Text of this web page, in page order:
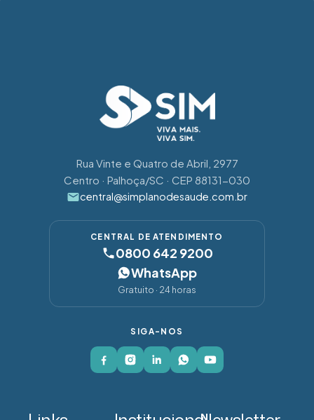
Rua Vinte e Quatro de Abril, 2977
Centro · Palhoça/SC · CEP 88131-030
central@simplanodesaude.com.br
CENTRAL DE ATENDIMENTO
0800 642 9200
WhatsApp
Gratuito · 24 horas
SIGA-NOS